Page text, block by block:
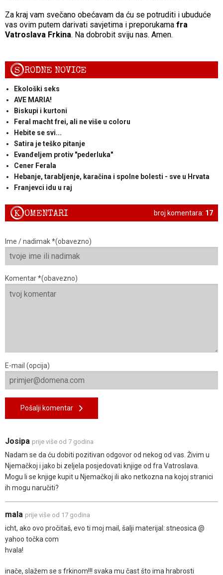
Za kraj vam svečano obećavam da ću se potruditi i ubuduće
vas ovim putem darivati savjetima i preporukama fra
Vatroslava Frkina. Na dobrobit sviju nas. Amen.
SRODNE NOVICE
Ekološki seks
AVE MARIA!
Biskupi i kurtoni
Feral macht frei, ali ne više u coloru
Hebite se svi...
Satira je teško pitanje
Evanđeljem protiv "pederluka"
Cener Ferala
Hebanje, tarabljenje, karačina i spolne bolesti - sve u Hrvata
Franjevci idu u raj
broj komentara: 17
KOMENTARI
Ime / nadimak *(obavezno)
Komentar *(obavezno)
E-mail (opcija)
Pošalji komentar
Josipa prije više od 7 godina
Nadam se da ću dobiti pozitivan odgovor od nekog od vas. Živim u
Njemačkoj i jako bi zeljela posjedovati knjige od fra Vatroslava.
Mogu li se knjige kupit u Njemačkoj ili ako netkozna na kojoj stranici
ih mogu naručiti?
mala prije više od 17 godina
icht, ako ovo pročitaš, evo ti moj mail, šalji materijal: stneosica @
yahoo točka com
hvala!
inače, slažem se s frkinom!!! svaka mu čast što ima hrabrosti